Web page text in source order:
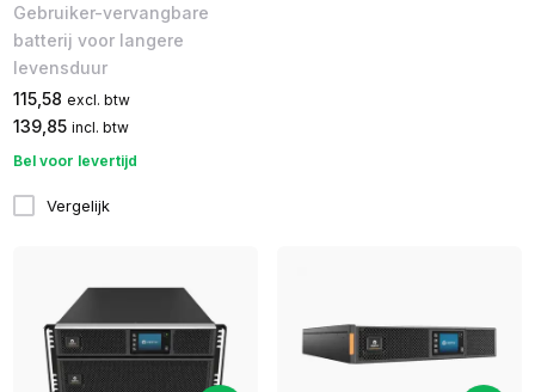
Gebruiker-vervangbare
batterij voor langere
levensduur
115,58 excl. btw
139,85 incl. btw
Bel voor levertijd
Vergelijk